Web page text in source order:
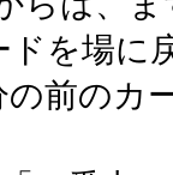
ドを場に
前のカ